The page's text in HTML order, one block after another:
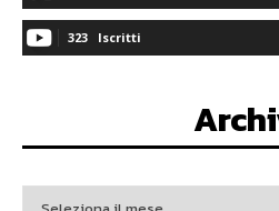
323 Iscritti